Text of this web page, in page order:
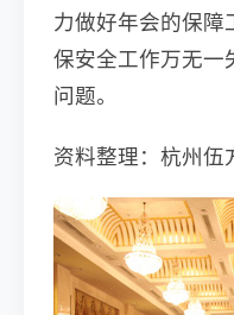
力做好年会的保障
保安全工作万无一
问题。
资料整理：杭州伍